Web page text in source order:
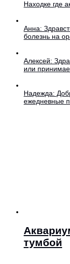
Находке где
Анна:
болезнь на
Алексей:
или
Надежда:
ежедневные
тумбой